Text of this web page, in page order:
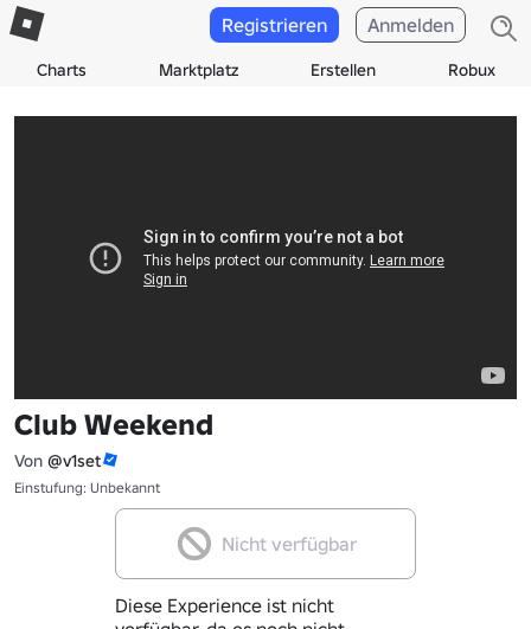
Charts Marktplatz Erstellen Robux
Registrieren Anmelden
Club Weekend
Von @v1set
Einstufung: Unbekannt
Nicht verfügbar
Diese Experience ist nicht